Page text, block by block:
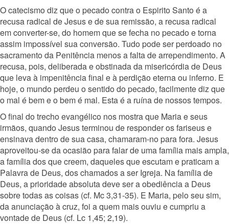
O catecismo diz que o pecado contra o Espirito Santo é a
recusa radical de Jesus e de sua remissão, a recusa radical
em converter-se, do homem que se fecha no pecado e torna
assim impossível sua conversão. Tudo pode ser perdoado no
sacramento da Penitência menos a falta de arrependimento. A
recusa, pois, deliberada e obstinada da misericórdia de Deus
que leva à impenitência final e à perdição eterna ou inferno. E
hoje, o mundo perdeu o sentido do pecado, facilmente diz que
o mal é bem e o bem é mal. Esta é a ruína de nossos tempos.
O final do trecho evangélico nos mostra que Maria e seus
irmãos, quando Jesus terminou de responder os fariseus e
ensinava dentro de sua casa, chamaram-no para fora. Jesus
aproveitou-se da ocasião para falar de uma família mais ampla,
a família dos que creem, daqueles que escutam e praticam a
Palavra de Deus, dos chamados a ser Igreja. Na família de
Deus, a prioridade absoluta deve ser a obediência a Deus
sobre todas as coisas (cf. Mc 3,31-35). E Maria, pelo seu sim,
da anunciação à cruz, foi a quem mais ouviu e cumpriu a
vontade de Deus (cf. Lc 1,45; 2,19).